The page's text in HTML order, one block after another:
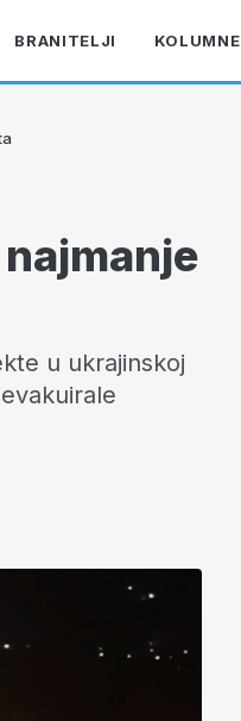
BRANITELJI KOLUMNE
u ukrajinskoj